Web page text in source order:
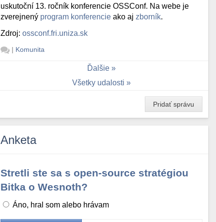
uskutoční 13. ročník konferencie OSSConf. Na webe je
zverejnený program konferencie ako aj zborník.
Zdroj:ossconf.fri.uniza.sk
| Komunita
Ďalšie
Všetky udalosti
Pridať správu
Anketa
Stretli ste sa s open-source stratégiou
Bitka o Wesnoth?
Áno, hral som alebo hrávam